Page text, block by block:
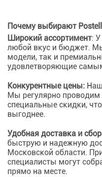
Почему выбирают
Широкий ассортимент: У
любой вкус и бюджет.
модели, так и
удовлетворяющие
Конкурентные цены:
Мы регулярно проводим
специальные скидки,
выгоднее.
Удобная доставка и
быструю и надежную
Московской области.
специалисты могут
прямо на месте.